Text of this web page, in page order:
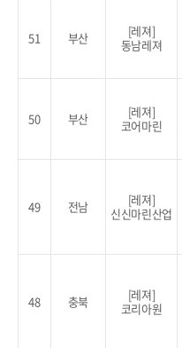
51 부산
[레져]
동남레져
50 부산
[레져]
코어마린
49 전남
[레져]
신신마린산업
48 충북
[레져]
코리아원